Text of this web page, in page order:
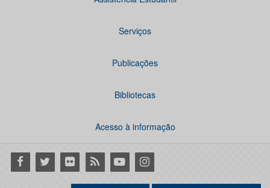
Serviços
Publicações
Bibliotecas
Acesso à informação
Facebook
Twitter Flickr RSS YoutubeInstagram